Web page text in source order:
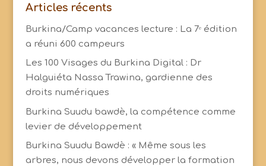
Articles récents
Burkina/Camp vacances lecture : La 7ᵉ édition
a réuni 600 campeurs
Les 100 Visages du Burkina Digital : Dr
Halguiéta Nassa Trawina, gardienne des
droits numériques
Burkina Suudu bawdè, la compétence comme
levier de développement
Burkina Suudu Bawdè : « Même sous les
arbres, nous devons développer la formation